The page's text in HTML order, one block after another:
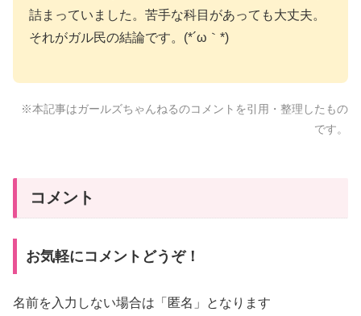
詰まっていました。苦手な科目があっても大丈夫。
それがガル民の結論です。(*´ω｀*)
※本記事はガールズちゃんねるのコメントを引用・整理したもの
です。
コメント
お気軽にコメントどうぞ！
名前を入力しない場合は「匿名」となります